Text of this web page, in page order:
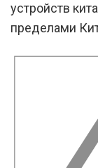
устройств
пределами